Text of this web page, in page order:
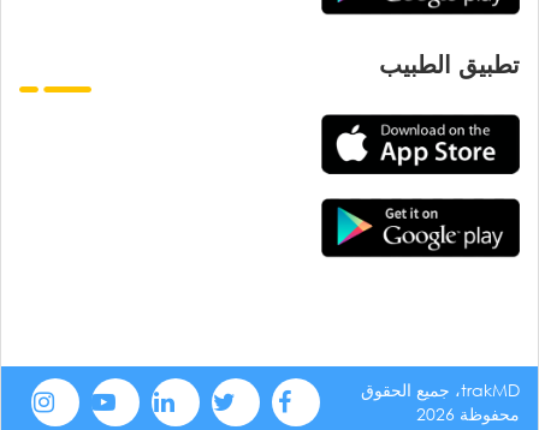
تطبيق الطبيب
trakMD، جميع الحقوق
محفوظة 2026